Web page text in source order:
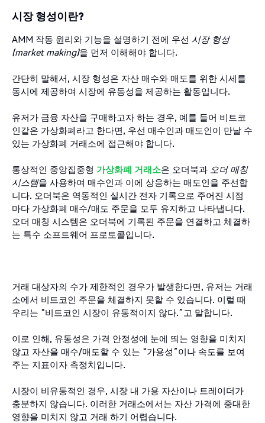
시장 형성이란?
AMM 작동 원리와 기능을 설명하기 전에 우선 시장 형성
(market making)을 먼저 이해해야 합니다.
간단히 말해서, 시장 형성은 자산 매수와 매도를 위한 시세를
동시에 제공하여 시장에 유동성을 제공하는 활동입니다.
유저가 금융 자산을 구매하고자 하는 경우, 예를 들어 비트코
인같은 가상화폐라고 한다면, 우선 매수인과 매도인이 만날 수
있는 가상화폐 거래소에 접근해야 합니다.
통상적인 중앙집중형 가상화폐 거래소은 오더북과 오더 매칭
시스템을 사용하여 매수인과 이에 상응하는 매도인을 주선합
니다. 오더북은 역동적인 실시간 전자 기록으로 주어진 시점
마다 가상화폐 매수/매도 주문을 모두 유지하고 나타냅니다.
오더 매칭 시스템은 오더북에 기록된 주문을 연결하고 체결하
는 특수 소프트웨어 프로토콜입니다.
거래 대상자의 수가 제한적인 경우가 발생한다면, 유저는 거래
소에서 비트코인 주문을 체결하지 못할 수 있습니다. 이럴 때
우리는 “비트코인 시장이 유동적이지 않다.”고 말합니다.
이로 인해, 유동성은 가격 안정성에 눈에 띄는 영향을 미치지
않고 자산을 매수/매도할 수 있는 “가용성”이나 속도를 보여
주는 지표이자 측정치입니다.
시장이 비유동적인 경우, 시장 내 가용 자산이나 트레이더가
충분하지 않습니다. 이러한 거래소에서는 자산 가격에 중대한
영향을 미치지 않고 거래 하기 어렵습니다.